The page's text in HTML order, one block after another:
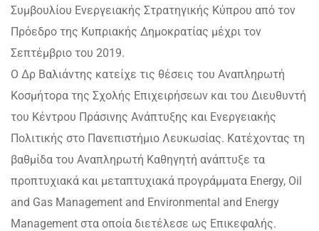
Συμβουλίου Ενεργειακής Στρατηγικής Κύπρου από τον
Πρόεδρο της Κυπριακής Δημοκρατίας μέχρι τον
Σεπτέμβριο του 2019.
Ο Δρ Βαλιάντης κατείχε τις θέσεις του Αναπληρωτή
Κοσμήτορα της Σχολής Επιχειρήσεων και του Διευθυντή
του Κέντρου Πράσινης Ανάπτυξης και Ενεργειακής
Πολιτικής στο Πανεπιστήμιο Λευκωσίας. Κατέχοντας τη
βαθμίδα του Αναπληρωτή Καθηγητή ανάπτυξε τα
προπτυχιακά και μεταπτυχιακά προγράμματα Εnergy, Oil
and Gas Management and Environmental and Energy
Management στα οποία διετέλεσε ως Επικεφαλής.